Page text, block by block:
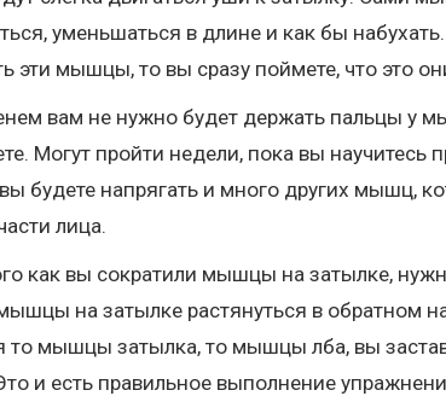
уменьшаться в длине и как бы
эти мышцы, то вы сразу поймете, что это
вам не нужно будет держать пальцы у
Могут пройти недели, пока вы
будете напрягать и много других мышц,
лица.
как вы сократили мышцы на затылке,
на затылке растянуться в обратном
то мышцы затылка, то мышцы лба, вы
и есть правильное выполнение